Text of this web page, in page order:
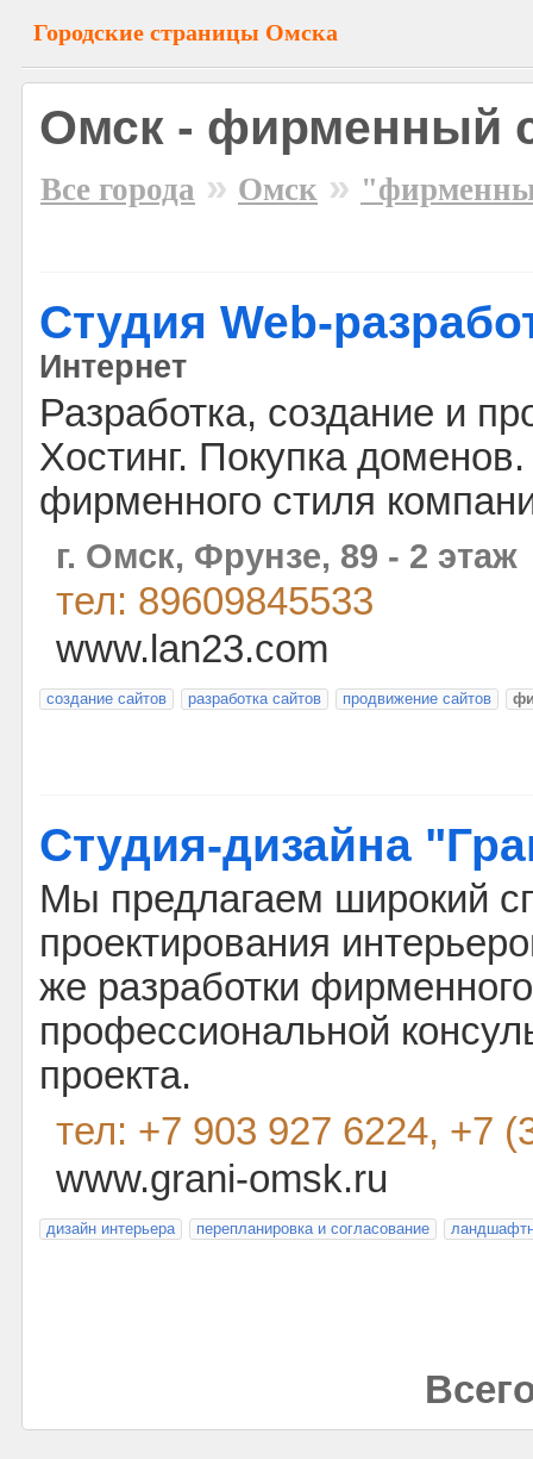
Городские страницы Омска
Омск - фирменный
Все города » Омск »
Студия Web-
Интернет
Разработка, создание и
Хостинг. Покупка
фирменного стиля
г. Омск, Фрунзе, 89 - 2 этаж
тел: 89609845533
www.lan23.com
создание сайтов разработка сайтов продвижение сайтов
Студия-дизайна
Мы предлагаем широкий
проектирования
же разработки
профессиональной
проекта.
тел: +7 903 927 6224, +7
www.grani-omsk.ru
дизайн интерьера перепланировка и согласование